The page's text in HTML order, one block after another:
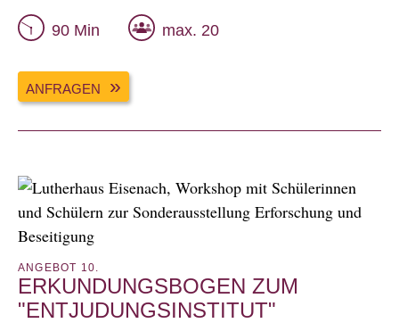
90 Min max. 20
ANFRAGEN
ANGEBOT 10.
ERKUNDUNGSBOGEN ZUM
"ENTJUDUNGSINSTITUT"